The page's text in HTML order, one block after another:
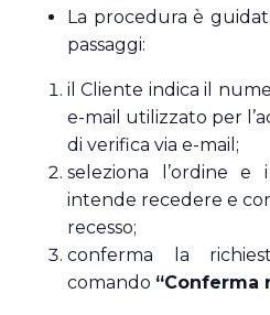
La procedura è
passaggi:
il Cliente indica il
e-mail utilizzato per
di verifica via e-mail;
seleziona l’ordine
intende recedere e
recesso;
conferma la
comando “Conferma